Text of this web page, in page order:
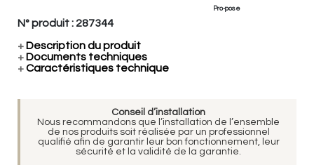
Pro-pose
N° produit : 287344
+ Description du produit
+ Documents techniques
+Caractéristiques technique
Conseil d’installation
Nous recommandons que l’installation de l’ensemble
de nos produits soit réalisée par un professionnel
qualifié afin de garantir leur bon fonctionnement, leur
sécurité et la validité de la garantie.